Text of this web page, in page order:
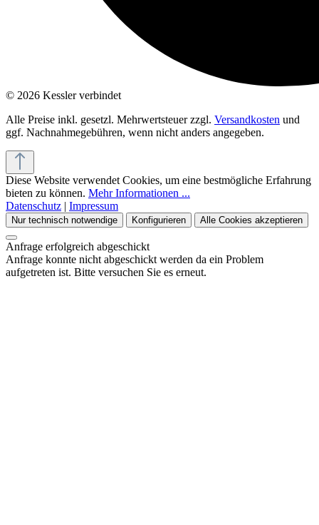
© 2026 Kessler verbindet
Alle Preise inkl. gesetzl. Mehrwertsteuer zzgl. Versandkosten und
ggf. Nachnahmegebühren, wenn nicht anders angegeben.
Diese Website verwendet Cookies, um eine bestmögliche Erfahrung
bieten zu können. Mehr Informationen ...
Datenschutz
Impressum
Nur technisch notwendige Konfigurieren Alle Cookies akzeptieren
Anfrage erfolgreich abgeschickt
Anfrage konnte nicht abgeschickt werden da ein Problem
aufgetreten ist. Bitte versuchen Sie es erneut.